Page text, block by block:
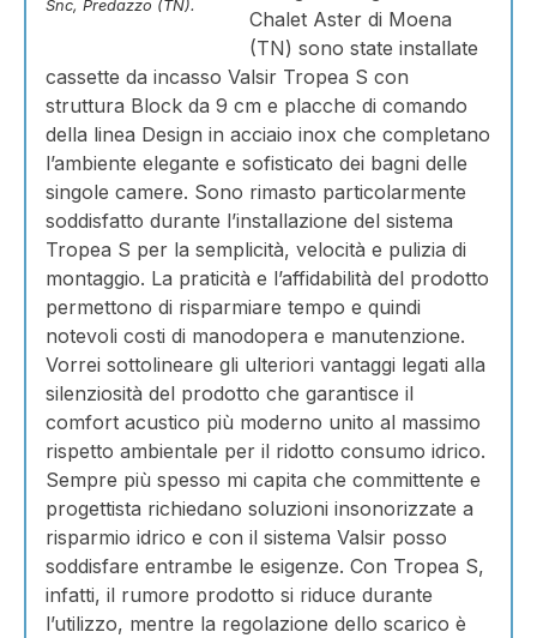
Snc, Predazzo (TN).
Chalet Aster di Moena
(TN) sono state installate
cassette da incasso Valsir Tropea S con
struttura Block da 9 cm e placche di comando
della linea Design in acciaio inox che completano
l’ambiente elegante e sofisticato dei bagni delle
singole camere. Sono rimasto particolarmente
soddisfatto durante l’installazione del sistema
Tropea S per la semplicità, velocità e pulizia di
montaggio. La praticità e l’affidabilità del prodotto
permettono di risparmiare tempo e quindi
notevoli costi di manodopera e manutenzione.
Vorrei sottolineare gli ulteriori vantaggi legati alla
silenziosità del prodotto che garantisce il
comfort acustico più moderno unito al massimo
rispetto ambientale per il ridotto consumo idrico.
Sempre più spesso mi capita che committente e
progettista richiedano soluzioni insonorizzate a
risparmio idrico e con il sistema Valsir posso
soddisfare entrambe le esigenze. Con Tropea S,
infatti, il rumore prodotto si riduce durante
l’utilizzo, mentre la regolazione dello scarico è